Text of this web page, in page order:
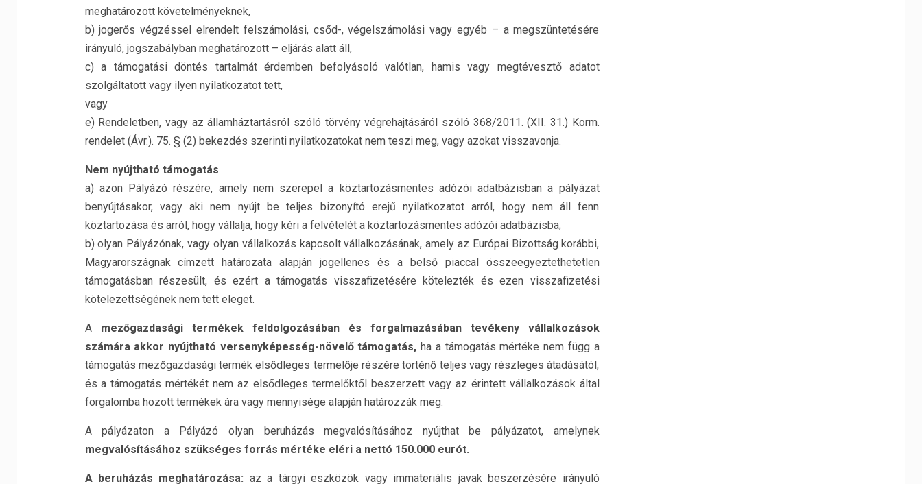
meghatározott követelményeknek,
b) jogerős végzéssel elrendelt felszámolási, csőd-, végelszámolási vagy egyéb – a megszüntetésére
irányuló, jogszabályban meghatározott – eljárás alatt áll,
c) a támogatási döntés tartalmát érdemben befolyásoló valótlan, hamis vagy megtévesztő adatot
szolgáltatott vagy ilyen nyilatkozatot tett,
vagy
e) Rendeletben, vagy az államháztartásról szóló törvény végrehajtásáról szóló 368/2011. (XII. 31.) Korm.
rendelet (Ávr.). 75. § (2) bekezdés szerinti nyilatkozatokat nem teszi meg, vagy azokat visszavonja.
Nem nyújtható támogatás
a) azon Pályázó részére, amely nem szerepel a köztartozásmentes adózói adatbázisban a pályázat
benyújtásakor, vagy aki nem nyújt be teljes bizonyító erejű nyilatkozatot arról, hogy nem áll fenn
köztartozása és arról, hogy vállalja, hogy kéri a felvételét a köztartozásmentes adózói adatbázisba;
b) olyan Pályázónak, vagy olyan vállalkozás kapcsolt vállalkozásának, amely az Európai Bizottság korábbi,
Magyarországnak címzett határozata alapján jogellenes és a belső piaccal összeegyeztethetetlen
támogatásban részesült, és ezért a támogatás visszafizetésére kötelezték és ezen visszafizetési
kötelezettségének nem tett eleget.
A mezőgazdasági termékek feldolgozásában és forgalmazásában tevékeny vállalkozások
számára akkor nyújtható versenyképesség-növelő támogatás, ha a támogatás mértéke nem függ a
támogatás mezőgazdasági termék elsődleges termelője részére történő teljes vagy részleges átadásától,
és a támogatás mértékét nem az elsődleges termelőktől beszerzett vagy az érintett vállalkozások által
forgalomba hozott termékek ára vagy mennyisége alapján határozzák meg.
A pályázaton a Pályázó olyan beruházás megvalósításához nyújthat be pályázatot, amelynek
megvalósításához szükséges forrás mértéke eléri a nettó 150.000 eurót.
A beruházás meghatározása: az a tárgyi eszközök vagy immateriális javak beszerzésére irányuló